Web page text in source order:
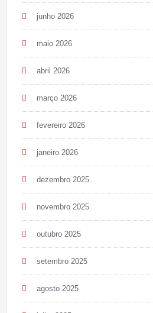
junho 2026
maio 2026
abril 2026
março 2026
fevereiro 2026
janeiro 2026
dezembro 2025
novembro 2025
outubro 2025
setembro 2025
agosto 2025